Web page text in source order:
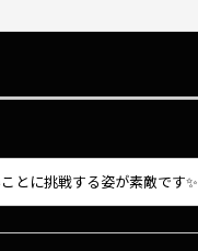
とに挑戦する姿が素敵です✨